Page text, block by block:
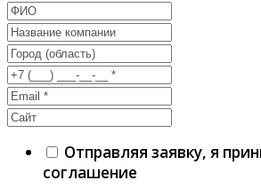
Отправляя заявку, я
соглашение